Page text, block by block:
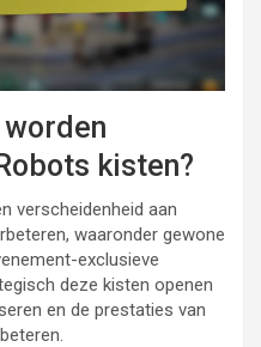
kisten?
verscheidenheid aan
waaronder gewone
exclusieve
deze kisten openen
en de prestaties van